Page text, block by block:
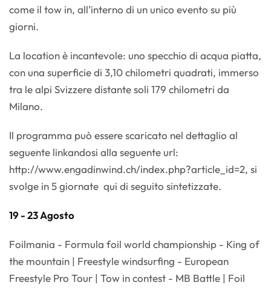
come il tow in, all’interno di un unico evento su più
giorni.
La location è incantevole: uno specchio di acqua piatta,
con una superficie di 3,10 chilometri quadrati, immerso
tra le alpi Svizzere distante soli 179 chilometri da
Milano.
Il programma può essere scaricato nel dettaglio al
seguente linkandosi alla seguente url:
http://www.engadinwind.ch/index.php?article_id=2, si
svolge in 5 giornate qui di seguito sintetizzate.
19 - 23 Agosto
Foilmania - Formula foil world championship - King of
the mountain | Freestyle windsurfing - European
Freestyle Pro Tour | Tow in contest - MB Battle | Foil